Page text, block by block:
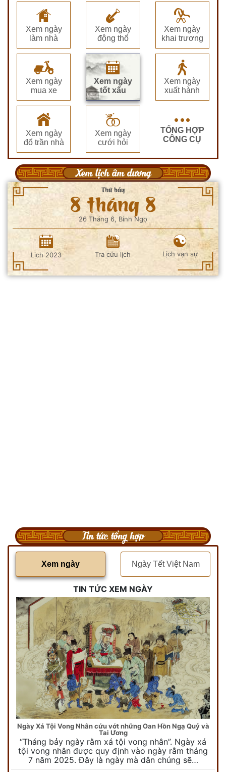
Xem ngày
làm nhà
Xem ngày
động thổ
Xem ngày
khai trương
Xem ngày
mua xe
Xem ngày
tốt xấu
Xem ngày
xuất hành
Xem ngày
đổ trần nhà
Xem ngày
cưới hỏi
TỔNG HỢP
CÔNG CỤ
Xem lịch âm dương
Thứ bảy
8 tháng 8
26 Tháng 6, Bính Ngọ
Lịch 2023 Tra cứu lịch Lịch vạn sự
Tin tức tổng hợp
Xem ngày Ngày Tết Việt Nam
TIN TỨC XEM NGÀY
Ngày Xá Tội Vong Nhân cứu vớt những Oan Hồn Ngạ Quỷ và
Tai Ương
“Tháng bảy ngày rằm xá tội vong nhân”. Ngày xá
tội vong nhân được quy định vào ngày rằm tháng
7 năm 2025. Đây là ngày mà dân chúng sẽ…